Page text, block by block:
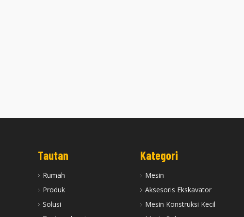
Tautan
Rumah
Produk
Solusi
Kategori
Mesin
Aksesoris Ekskavator
Mesin Konstruksi Kecil